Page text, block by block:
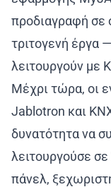
προδιαγραφή σε
τριτογενή έργα
λειτουργούν με
Μέχρι τώρα, οι
Jablotron και
δυνατότητα να
λειτουργούσε
πάνελ,